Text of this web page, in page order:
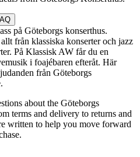
på Göteborgs konserthus.
från klassiska konserter och jazz
På Klassisk AW får du en
i foajébaren efteråt. Här
från Göteborgs
about the Göteborgs
terms and delivery to returns and
written to help you move forward